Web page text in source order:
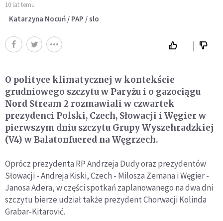
10 lat temu
Katarzyna Nocuń / PAP / slo
O polityce klimatycznej w kontekście
grudniowego szczytu w Paryżu i o gazociągu
Nord Stream 2 rozmawiali w czwartek
prezydenci Polski, Czech, Słowacji i Węgier w
pierwszym dniu szczytu Grupy Wyszehradzkiej
(V4) w Balatonfuered na Węgrzech.
Oprócz prezydenta RP Andrzeja Dudy oraz prezydentów
Słowacji - Andreja Kiski, Czech - Milosza Zemana i Węgier -
Janosa Adera, w części spotkań zaplanowanego na dwa dni
szczytu bierze udział także prezydent Chorwacji Kolinda
Grabar-Kitarović.